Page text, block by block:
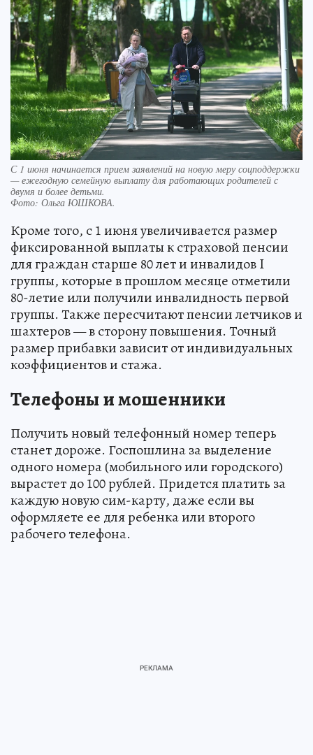
С 1 июня начинается прием заявлений на новую меру соцподдержки
— ежегодную семейную выплату для работающих родителей с
двумя и более детьми.
Фото: Ольга ЮШКОВА.
Кроме того, с 1 июня увеличивается размер
фиксированной выплаты к страховой пенсии
для граждан старше 80 лет и инвалидов I
группы, которые в прошлом месяце отметили
80-летие или получили инвалидность первой
группы. Также пересчитают пенсии летчиков и
шахтеров — в сторону повышения. Точный
размер прибавки зависит от индивидуальных
коэффициентов и стажа.
Телефоны и мошенники
Получить новый телефонный номер теперь
станет дороже. Госпошлина за выделение
одного номера (мобильного или городского)
вырастет до 100 рублей. Придется платить за
каждую новую сим-карту, даже если вы
оформляете ее для ребенка или второго
рабочего телефона.